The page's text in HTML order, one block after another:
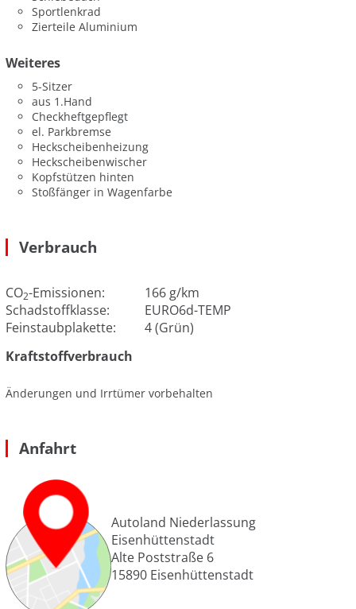
Sportlenkrad
Zierteile Aluminium
Weiteres
5-Sitzer
aus 1.Hand
Checkheftgepflegt
el. Parkbremse
Heckscheibenheizung
Heckscheibenwischer
Kopfstützen hinten
Stoßfänger in Wagenfarbe
Verbrauch
CO2-Emissionen:
166 g/km
Schadstoffklasse:
EURO6d-TEMP
Feinstaubplakette:
4 (Grün)
Kraftstoffverbrauch
Änderungen und Irrtümer vorbehalten
Anfahrt
Autoland Niederlassung
Eisenhüttenstadt
Alte Poststraße 6
15890 Eisenhüttenstadt